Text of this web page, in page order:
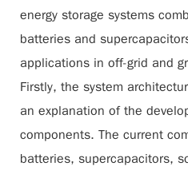
energy storage systems
batteries and
applications in off-grid and
Firstly, the system
an explanation of the
components. The current
batteries, supercapacitors,